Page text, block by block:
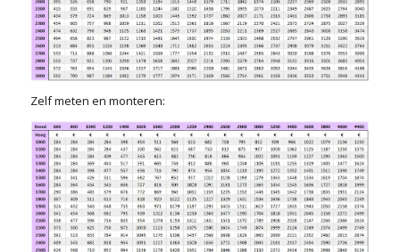
Zelf meten en monteren: